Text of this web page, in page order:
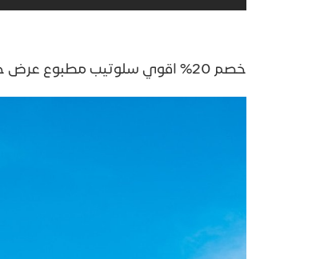
خصم 20% اقوي سلوتيب مطبوع عرض خاص للعروض الخاصه مصنع جرين ستارز - GREEN STARS